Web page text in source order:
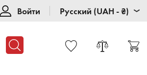
Войти Русский (UAH - ₴)